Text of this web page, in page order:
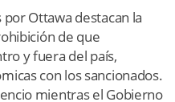
Ottawa destacan la
de que
y fuera del país,
con los sancionados.
mientras el Gobierno